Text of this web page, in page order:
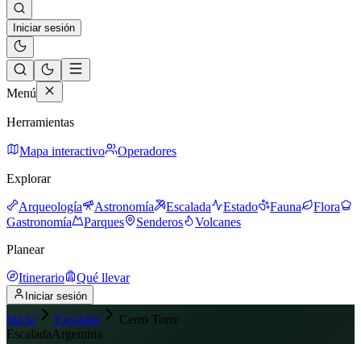
Iniciar sesión
Menú
Herramientas
Mapa interactivo
Operadores
Explorar
Arqueología Astronomía Escalada Estado Fauna
Flora
Gastronomía
Parques Senderos
Volcanes
Planear
Itinerario Qué llevar
Iniciar sesión
Inicio Escalada
Cerro Torre
EscaladaArgentina